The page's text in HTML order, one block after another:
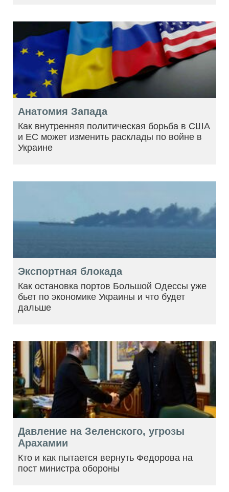
Анатомия Запада
Как внутренняя политическая борьба в США
и ЕС может изменить расклады по войне в
Украине
Экспортная блокада
Как остановка портов Большой Одессы уже
бьет по экономике Украины и что будет
дальше
Давление на Зеленского, угрозы
Арахамии
Кто и как пытается вернуть Федорова на
пост министра обороны